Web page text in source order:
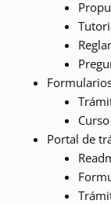
Portal de